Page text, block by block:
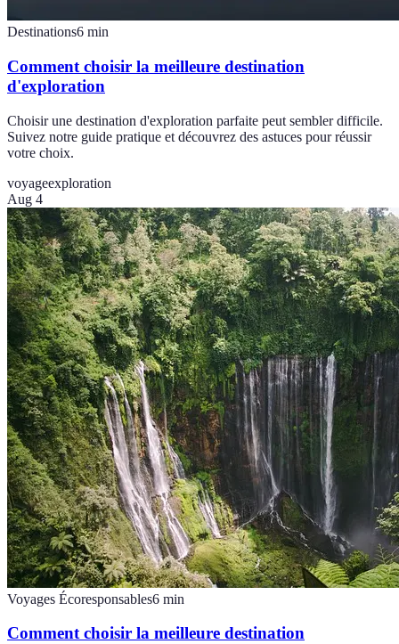
Destinations6 min
Comment choisir la meilleure destination
d'exploration
Choisir une destination d'exploration parfaite peut sembler difficile.
Suivez notre guide pratique et découvrez des astuces pour réussir
votre choix.
voyageexploration
Aug 4
Voyages Écoresponsables6 min
Comment choisir la meilleure destination